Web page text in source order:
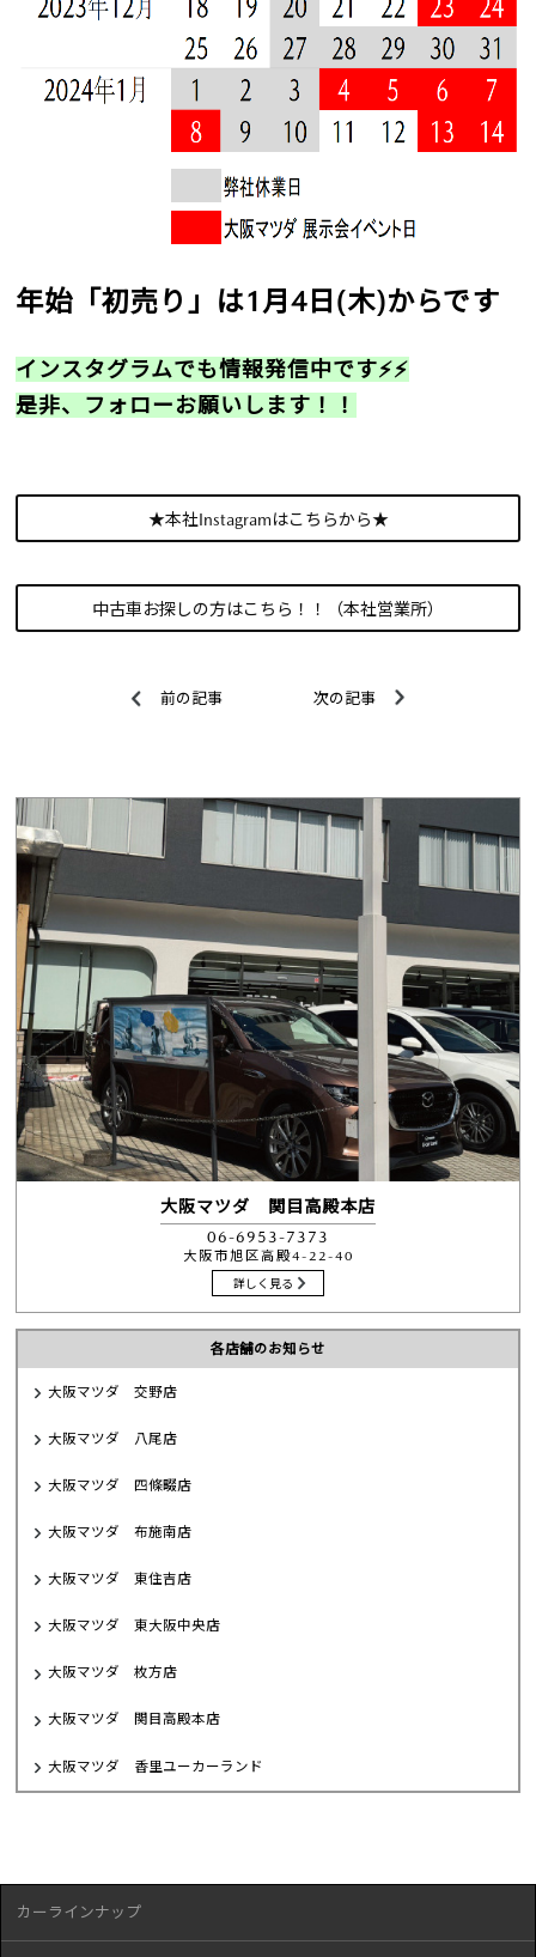
年始「初売り」は1月4日(木)からです
インスタグラムでも情報発信中です⚡⚡
是非、フォローお願いします！！
★本社Instagramはこちらから★
中古車お探しの方はこちら！！（本社営業所）
前の記事 次の記事
大阪マツダ 関目高殿本店
06-6953-7373
大阪市旭区高殿4-22-40
詳しく見る
各店舗のお知らせ
大阪マツダ 交野店
大阪マツダ 八尾店
大阪マツダ 四條畷店
大阪マツダ 布施南店
大阪マツダ 東住吉店
大阪マツダ 東大阪中央店
大阪マツダ 枚方店
大阪マツダ 関目高殿本店
大阪マツダ 香里ユーカーランド
カーラインナップ